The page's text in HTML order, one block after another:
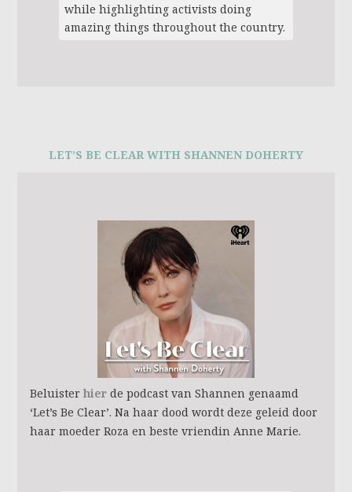
while highlighting activists doing
amazing things throughout the country.
LET’S BE CLEAR WITH SHANNEN DOHERTY
Beluister hierde podcast van Shannen genaamd
‘Let’s Be Clear’. Na haar dood wordt deze geleid door
haar moeder Roza en beste vriendin Anne Marie.